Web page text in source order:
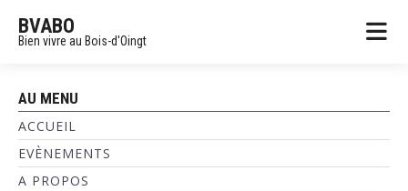
BVABO
Bien vivre au Bois-d'Oingt
AU MENU
ACCUEIL
EVÈNEMENTS
A PROPOS